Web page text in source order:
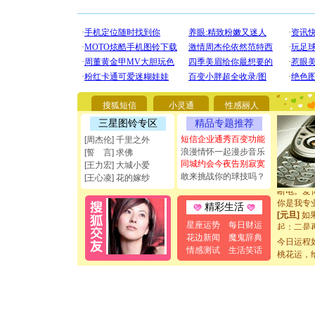
搜狐短信 小灵通 性感丽人
三星图铃专区
[周杰伦] 千里之外
[誓 言] 求佛
[王力宏] 大城小爱
[王心凌] 花的嫁纱
精品专题推荐
短信企业通秀百变功能
浪漫情怀一起漫步音乐
同城约会今夜告别寂寞
敢来挑战你的球技吗？
精彩生活
星座运势
每日财运
花边新闻
魔鬼辞典
情感测试
生活笑话
[圣诞节]
你太多，
要平安
[圣诞节]
能正大光
都要快乐
[圣诞节]
如意,快
[元旦]看
断电。爱
你是我专
[元旦]如
起；二是
[元旦]当
泣，这痛
今日运程
桃花运，